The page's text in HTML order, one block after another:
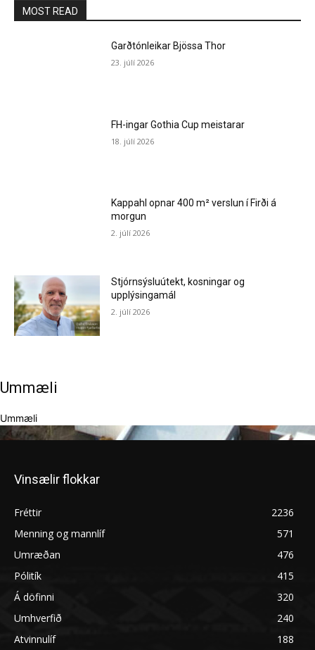
MOST READ
Garðtónleikar Bjössa Thor
23. júlí 2026
FH-ingar Gothia Cup meistarar
18. júlí 2026
Kappahl opnar 400 m² verslun í Firði á
morgun
2. júlí 2026
Stjórnsýsluútekt, kosningar og
upplýsingamál
2. júlí 2026
Ummæli
Ummæli
Vinsælir flokkar
Fréttir
2236
Menning og mannlíf
571
Umræðan
476
Pólitík
415
Á döfinni
320
Umhverfið
240
Atvinnulíf
188